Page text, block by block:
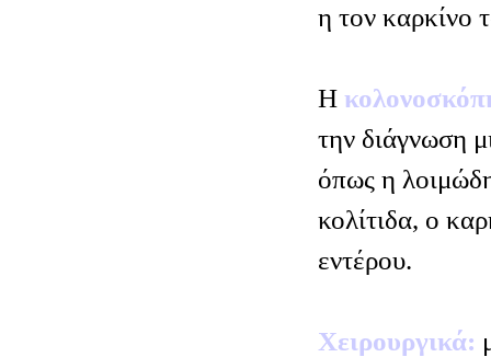
η τον καρκίνο
Η
την διάγνωση
όπως η
κολίτιδα, ο
εντέρου.
Χειρουργικά: